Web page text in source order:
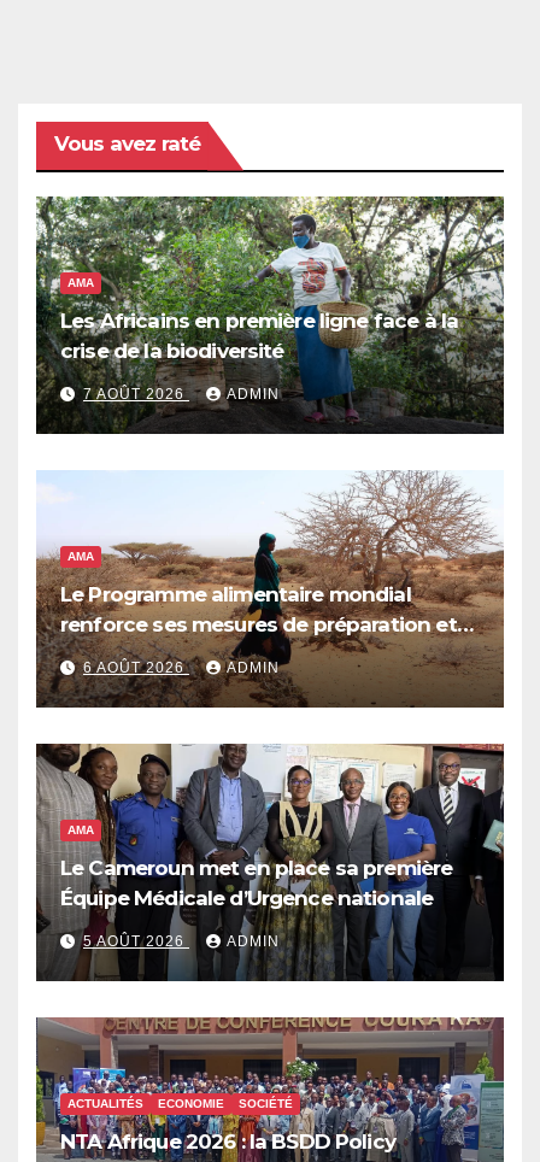
Vous avez raté
AMA
Les Africains en première ligne face à la
crise de la biodiversité
7 AOÛT 2026 ADMIN
AMA
Le Programme alimentaire mondial
renforce ses mesures de préparation et
de réponse face à la menace d’El Niño,
qui pourrait plonger des dizaines de
millions de personnes dans l’insécurité
alimentaire aiguë
6 AOÛT 2026 ADMIN
AMA
Le Cameroun met en place sa première
Équipe Médicale d’Urgence nationale
5 AOÛT 2026 ADMIN
ACTUALITÉS ECONOMIE SOCIÉTÉ
NTA Afrique 2026 : la BSDD Policy